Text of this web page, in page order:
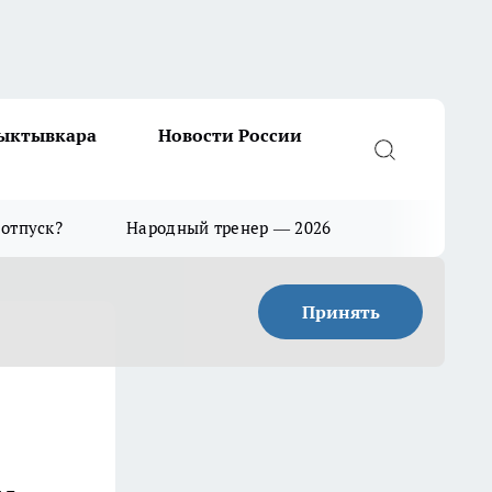
Новости России
Народный тренер — 2026
Принять